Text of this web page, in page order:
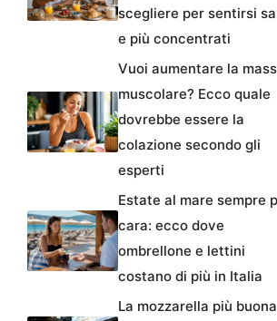
scegliere per sentirsi
e più concentrati
Vuoi aumentare la
muscolare? Ecco quale
dovrebbe essere la
colazione secondo gli
esperti
Estate al mare sempre
cara: ecco dove
ombrellone e lettini
costano di più in Italia
La mozzarella più buona